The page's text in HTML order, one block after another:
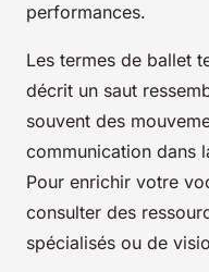
performances.
Les termes de ballet
décrit un saut
souvent des
communication dans
Pour enrichir votre
consulter des
spécialisés ou de